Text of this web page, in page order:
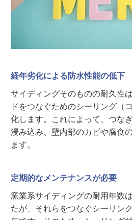
経年劣化による防水性能の低下
サイディングそのものの耐久性
ドをつなぐためのシーリング（
化します。これによって、つな
浸み込み、壁内部のカビや腐食
ます。
定期的なメンテナンスが必要
窯業系サイディングの耐用年数
たが、それらをつなぐシーリン